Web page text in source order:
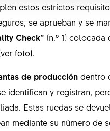
estos estrictos
se aprueban y se
Check” (n.º 1)
foto).
de produccióndentro
identifican y registran,
Estas ruedas se
mediante su número de